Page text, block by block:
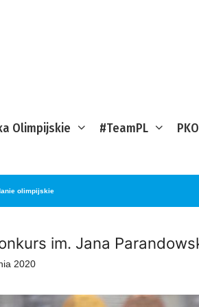
Olimpijskie #TeamPL
olimpijskie
im. Jana
2020